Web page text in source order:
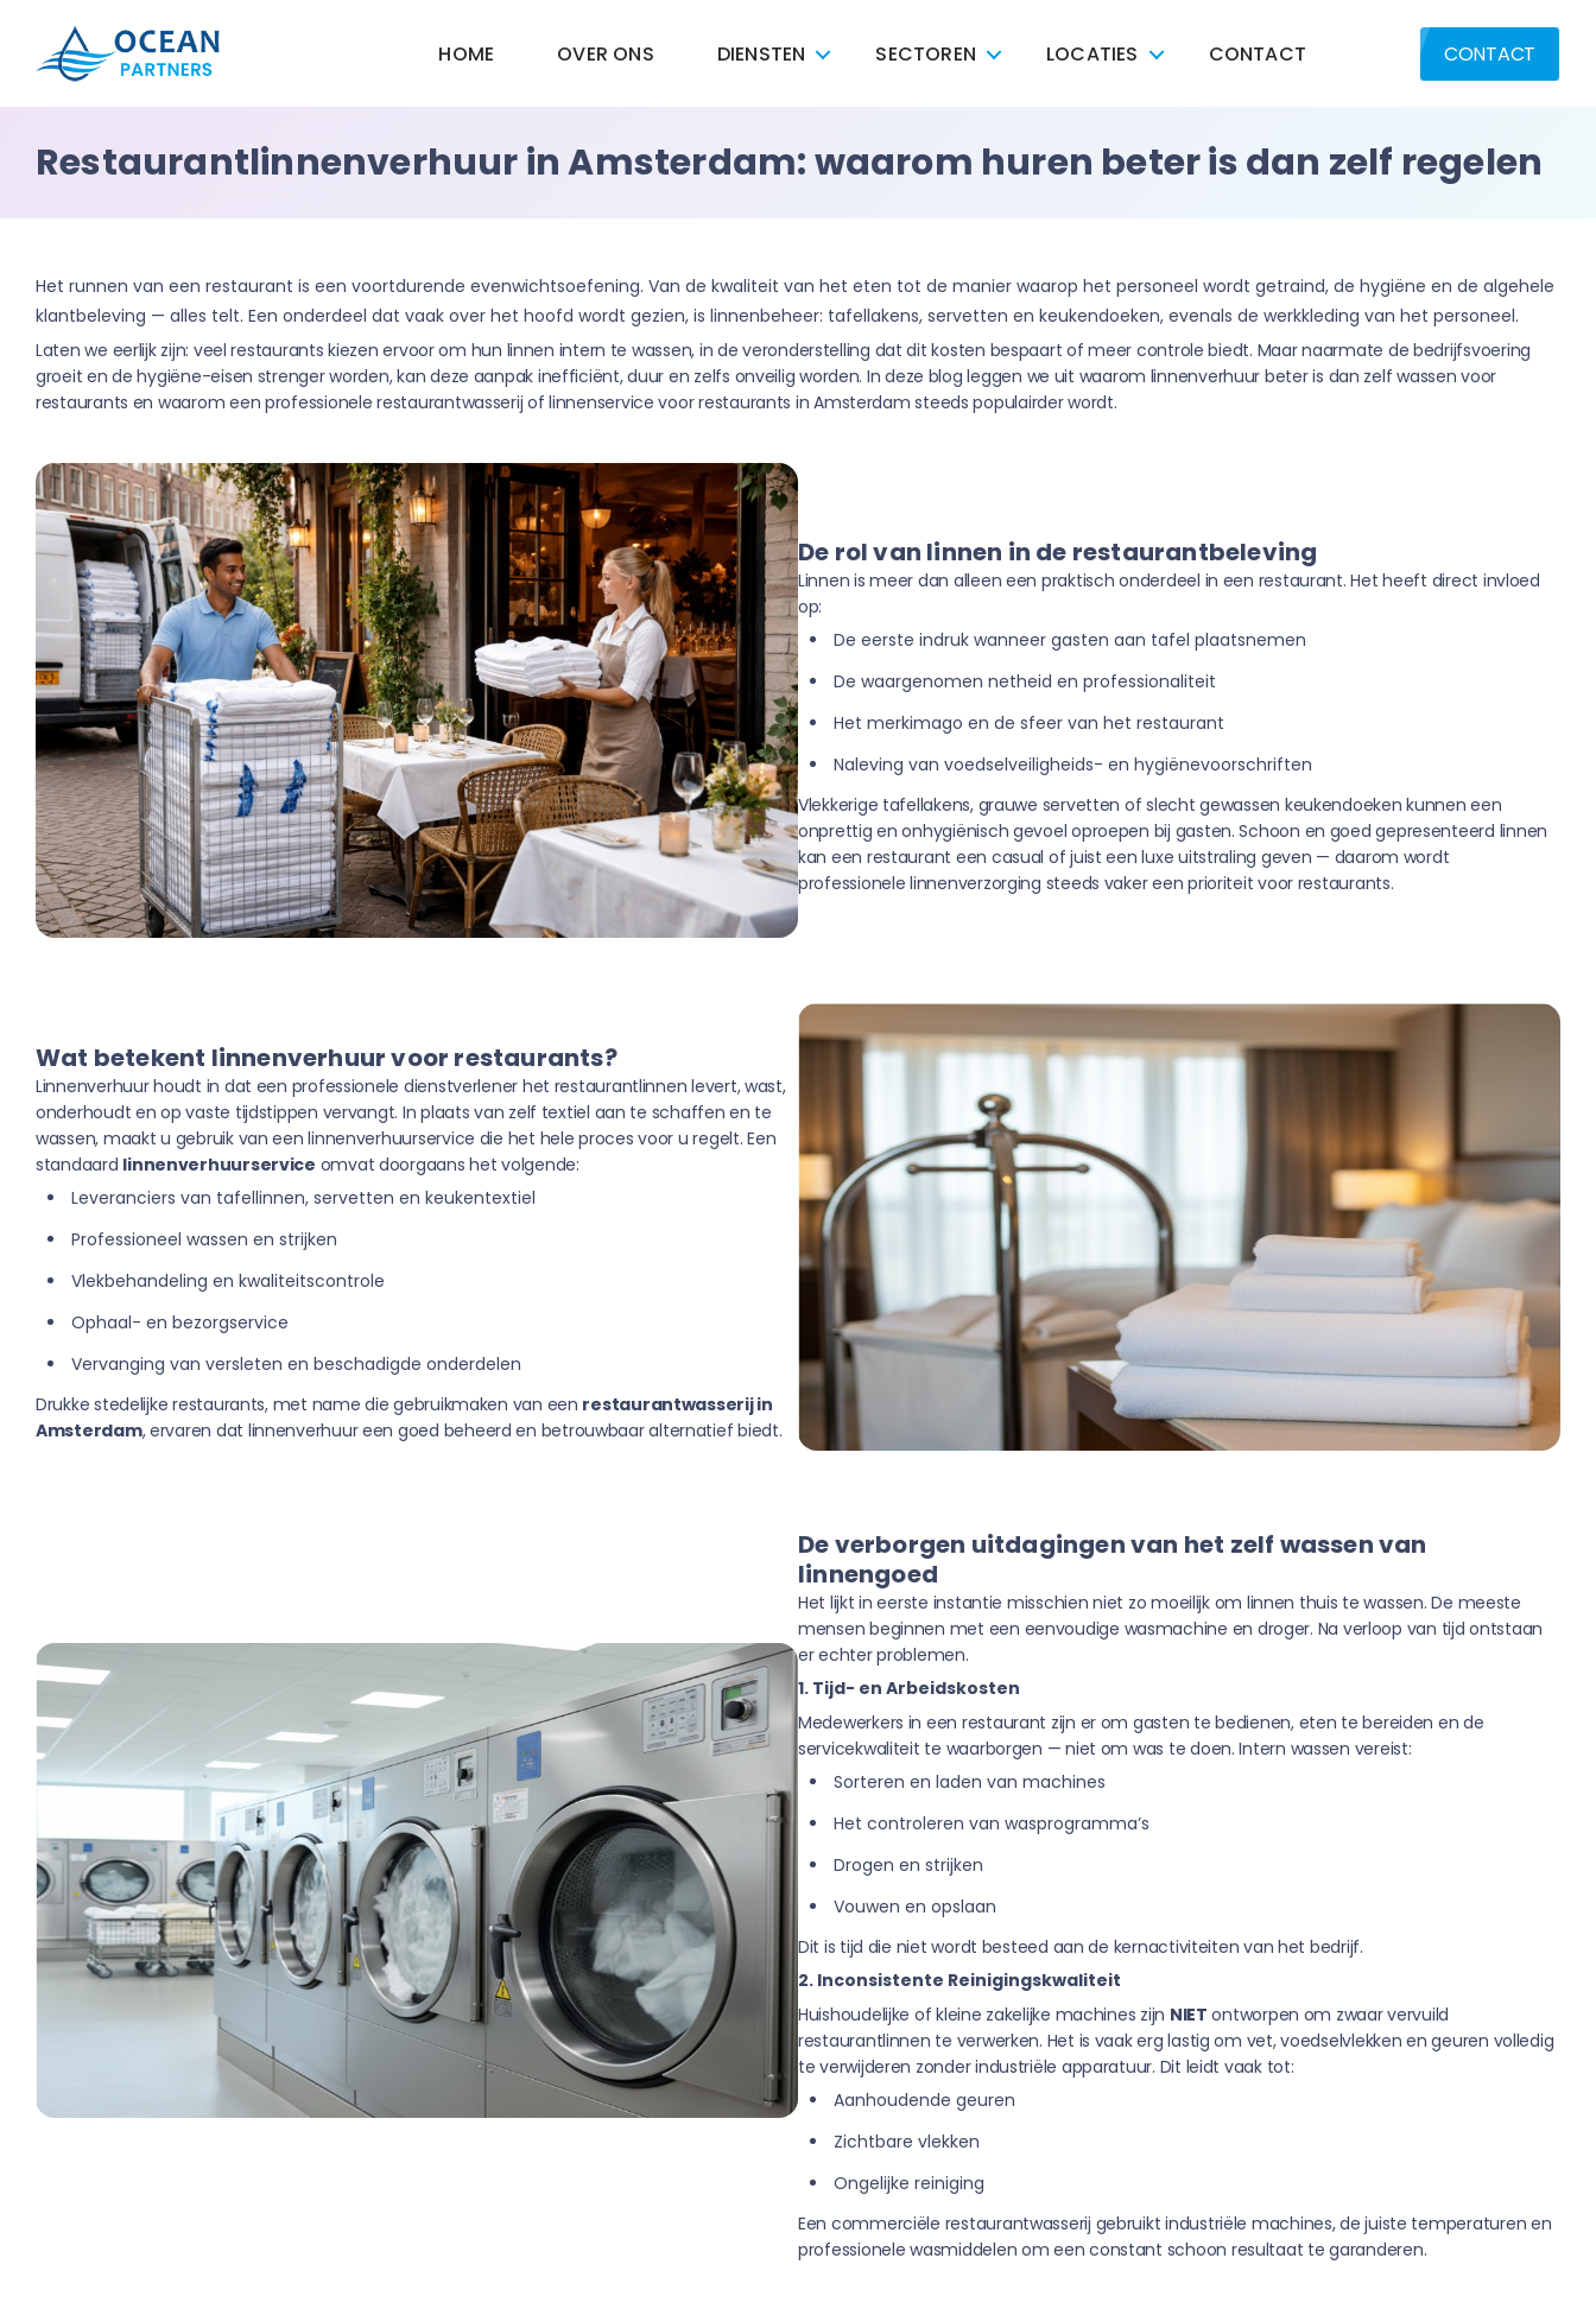
HOME OVER ONS DIENSTEN SECTOREN LOCATIES CONTACT CONTACT
Restaurantlinnenverhuur in Amsterdam: waarom huren beter is dan zelf regelen
Het runnen van een restaurant is een voortdurende evenwichtsoefening. Van de kwaliteit van het eten tot de manier waarop het personeel wordt getraind, de hygiëne en de algehele
klantbeleving — alles telt. Een onderdeel dat vaak over het hoofd wordt gezien, is linnenbeheer: tafellakens, servetten en keukendoeken, evenals de werkkleding van het personeel.
Laten we eerlijk zijn: veel restaurants kiezen ervoor om hun linnen intern te wassen, in de veronderstelling dat dit kosten bespaart of meer controle biedt. Maar naarmate de bedrijfsvoering
groeit en de hygiëne-eisen strenger worden, kan deze aanpak inefficiënt, duur en zelfs onveilig worden. In deze blog leggen we uit waarom linnenverhuur beter is dan zelf wassen voor
restaurants en waarom een professionele restaurantwasserij of linnenservice voor restaurants in Amsterdam steeds populairder wordt.
De rol van linnen in de restaurantbeleving
Linnen is meer dan alleen een praktisch onderdeel in een restaurant. Het heeft direct invloed
op:
De eerste indruk wanneer gasten aan tafel plaatsnemen
De waargenomen netheid en professionaliteit
Het merkimago en de sfeer van het restaurant
Naleving van voedselveiligheids- en hygiënevoorschriften
Vlekkerige tafellakens, grauwe servetten of slecht gewassen keukendoeken kunnen een
onprettig en onhygiënisch gevoel oproepen bij gasten. Schoon en goed gepresenteerd linnen
kan een restaurant een casual of juist een luxe uitstraling geven — daarom wordt
professionele linnenverzorging steeds vaker een prioriteit voor restaurants.
Wat betekent linnenverhuur voor restaurants?
Linnenverhuur houdt in dat een professionele dienstverlener het restaurantlinnen levert, wast,
onderhoudt en op vaste tijdstippen vervangt. In plaats van zelf textiel aan te schaffen en te
wassen, maakt u gebruik van een linnenverhuurservice die het hele proces voor u regelt. Een
standaard linnenverhuurservice omvat doorgaans het volgende:
Leveranciers van tafellinnen, servetten en keukentextiel
Professioneel wassen en strijken
Vlekbehandeling en kwaliteitscontrole
Ophaal- en bezorgservice
Vervanging van versleten en beschadigde onderdelen
Drukke stedelijke restaurants, met name die gebruikmaken van een restaurantwasserij in
Amsterdam, ervaren dat linnenverhuur een goed beheerd en betrouwbaar alternatief biedt.
De verborgen uitdagingen van het zelf wassen van
linnengoed
Het lijkt in eerste instantie misschien niet zo moeilijk om linnen thuis te wassen. De meeste
mensen beginnen met een eenvoudige wasmachine en droger. Na verloop van tijd ontstaan
er echter problemen.
1. Tijd- en Arbeidskosten
Medewerkers in een restaurant zijn er om gasten te bedienen, eten te bereiden en de
servicekwaliteit te waarborgen — niet om was te doen. Intern wassen vereist:
Sorteren en laden van machines
Het controleren van wasprogramma’s
Drogen en strijken
Vouwen en opslaan
Dit is tijd die niet wordt besteed aan de kernactiviteiten van het bedrijf.
2. Inconsistente Reinigingskwaliteit
Huishoudelijke of kleine zakelijke machines zijn NIET ontworpen om zwaar vervuild
restaurantlinnen te verwerken. Het is vaak erg lastig om vet, voedselvlekken en geuren volledig
te verwijderen zonder industriële apparatuur. Dit leidt vaak tot:
Aanhoudende geuren
Zichtbare vlekken
Ongelijke reiniging
Een commerciële restaurantwasserij gebruikt industriële machines, de juiste temperaturen en
professionele wasmiddelen om een constant schoon resultaat te garanderen.